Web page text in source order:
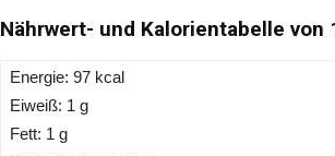
Nährwert- und Kalorientabelle von
Energie: 97 kcal
Eiweiß: 1 g
Fett: 1 g